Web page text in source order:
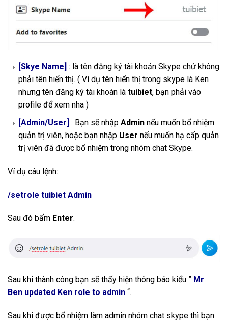
[Skye Name] : là tên đăng ký tài khoản Skype chứ không
phải tên hiển thị. ( Ví dụ tên hiển thị trong skype là Ken
nhưng tên đăng ký tài khoàn là tuibiet, bạn phải vào
profile để xem nha )
[Admin/User] : Bạn sẽ nhập Adminnếu muốn bổ nhiệm
quản trị viên, hoặc bạn nhập User nếu muốn hạ cấp quản
trị viên đã được bổ nhiệm trong nhóm chat Skype.
Ví dụ câu lệnh:
/setrole tuibiet Admin
Sau đó bấm Enter.
Sau khi thành công bạn sẽ thấy hiện thông báo kiểu ” Mr
Ben updated Ken role to admin “.
Sau khi được bổ nhiệm làm admin nhóm chat skype thì bạn